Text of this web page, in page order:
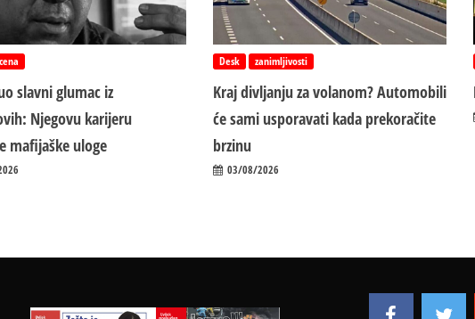
slavni glumac iz
Njegovu karijeru
mafijaške uloge
Desk zanimljivosti
Kraj divljanju za volanom? Automobili
će sami usporavati kada prekoračite
brzinu
03/08/2026